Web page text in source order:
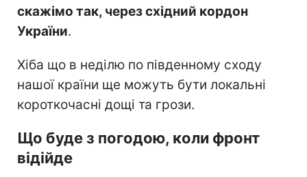
скажімо так, через східний кордон
України.
Хіба що в неділю по південному сходу
нашої країни ще можуть бути локальні
короткочасні дощі та грози.
Що буде з погодою, коли фронт
відійде